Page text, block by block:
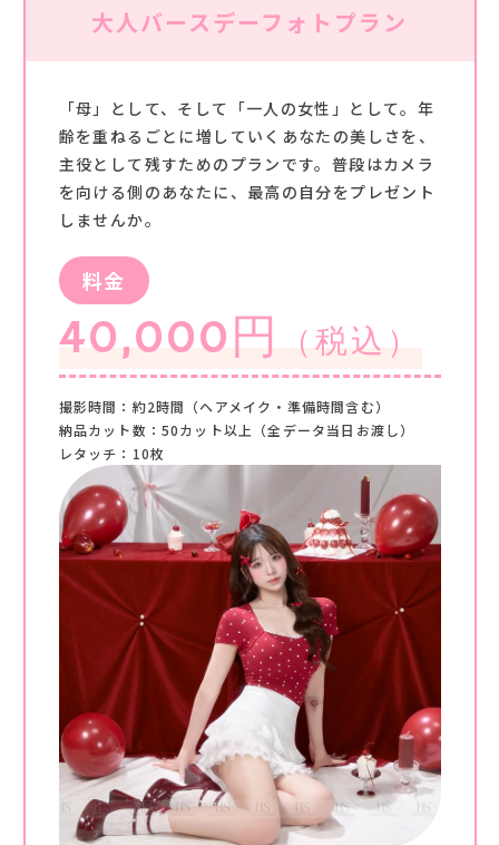
大人バースデーフォトプラン
「母」として、そして「一人の女性」として。年
齢を重ねるごとに増していくあなたの美しさを、
主役として残すためのプランです。普段はカメラ
を向ける側のあなたに、最高の自分をプレゼント
しませんか。
料金
40,000円 （税込）
撮影時間：約2時間（ヘアメイク・準備時間含む）
納品カット数：50カット以上（全データ当日お渡し）
レタッチ：10枚